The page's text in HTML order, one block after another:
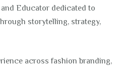
Educator dedicated to
storytelling, strategy,
across fashion branding,